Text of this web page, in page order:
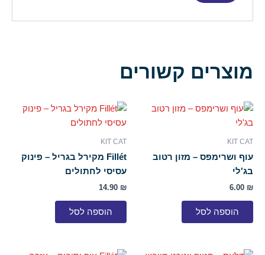
מוצרים קשורים
KIT CAT
עוף ושרימפס – מזון רטוב
בג'לי
6.00 ₪
הוספה לסל
KIT CAT
Fillét מקירל בגריל – פינוק
עסיסי לחתולים
14.90 ₪
הוספה לסל